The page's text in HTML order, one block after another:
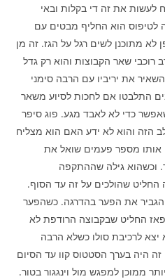
לעשות את זה די בקלות ובאי
לטיפוס הוא החליף מבטים עם
לא מתוכנן לשים רגל על הגז. זה מן
שאר הקבוצות והוא רק גדל
לסיום והשאיר את יריביו עם הרבה סימני
התלבטו אם לחכות לסיוע משאר
כדי לא לאבד מגע. פוג סיפר
הזה והוא לא ידע האם הוא מצליח
אותו מספר פעמים שואל את
וכשהוא גילה שההתקפה
החליט שהולכים על זה עד הסוף.
את הפער בהדרגה. כשהפער
החליט שבקבוצה הרודפת לא
יצא לרכיבת סולו כשלא הרבה
זה היה בערך הסטטוס קוו עד הסיום
ממוכן למפגש מול וינגגור בטור.